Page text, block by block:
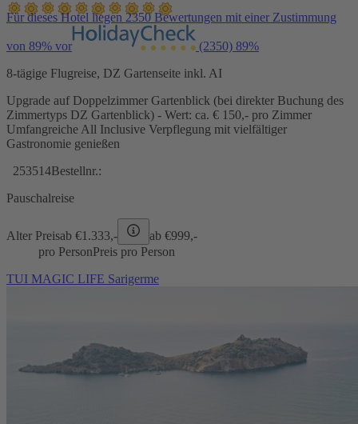
Für dieses Hotel liegen 2350 Bewertungen mit einer Zustimmung
von 89% vor (2350) 89%
8-tägige Flugreise, DZ Gartenseite inkl. AI
Upgrade auf Doppelzimmer Gartenblick (bei direkter Buchung des
Zimmertyps DZ Gartenblick) - Wert: ca. € 150,- pro Zimmer
Umfangreiche All Inclusive Verpflegung mit vielfältiger
Gastronomie genießen
253514Bestellnr.:
Pauschalreise
Alter Preisab €1.333,- ab €999,-
pro PersonPreis pro Person
TUI MAGIC LIFE Sarigerme